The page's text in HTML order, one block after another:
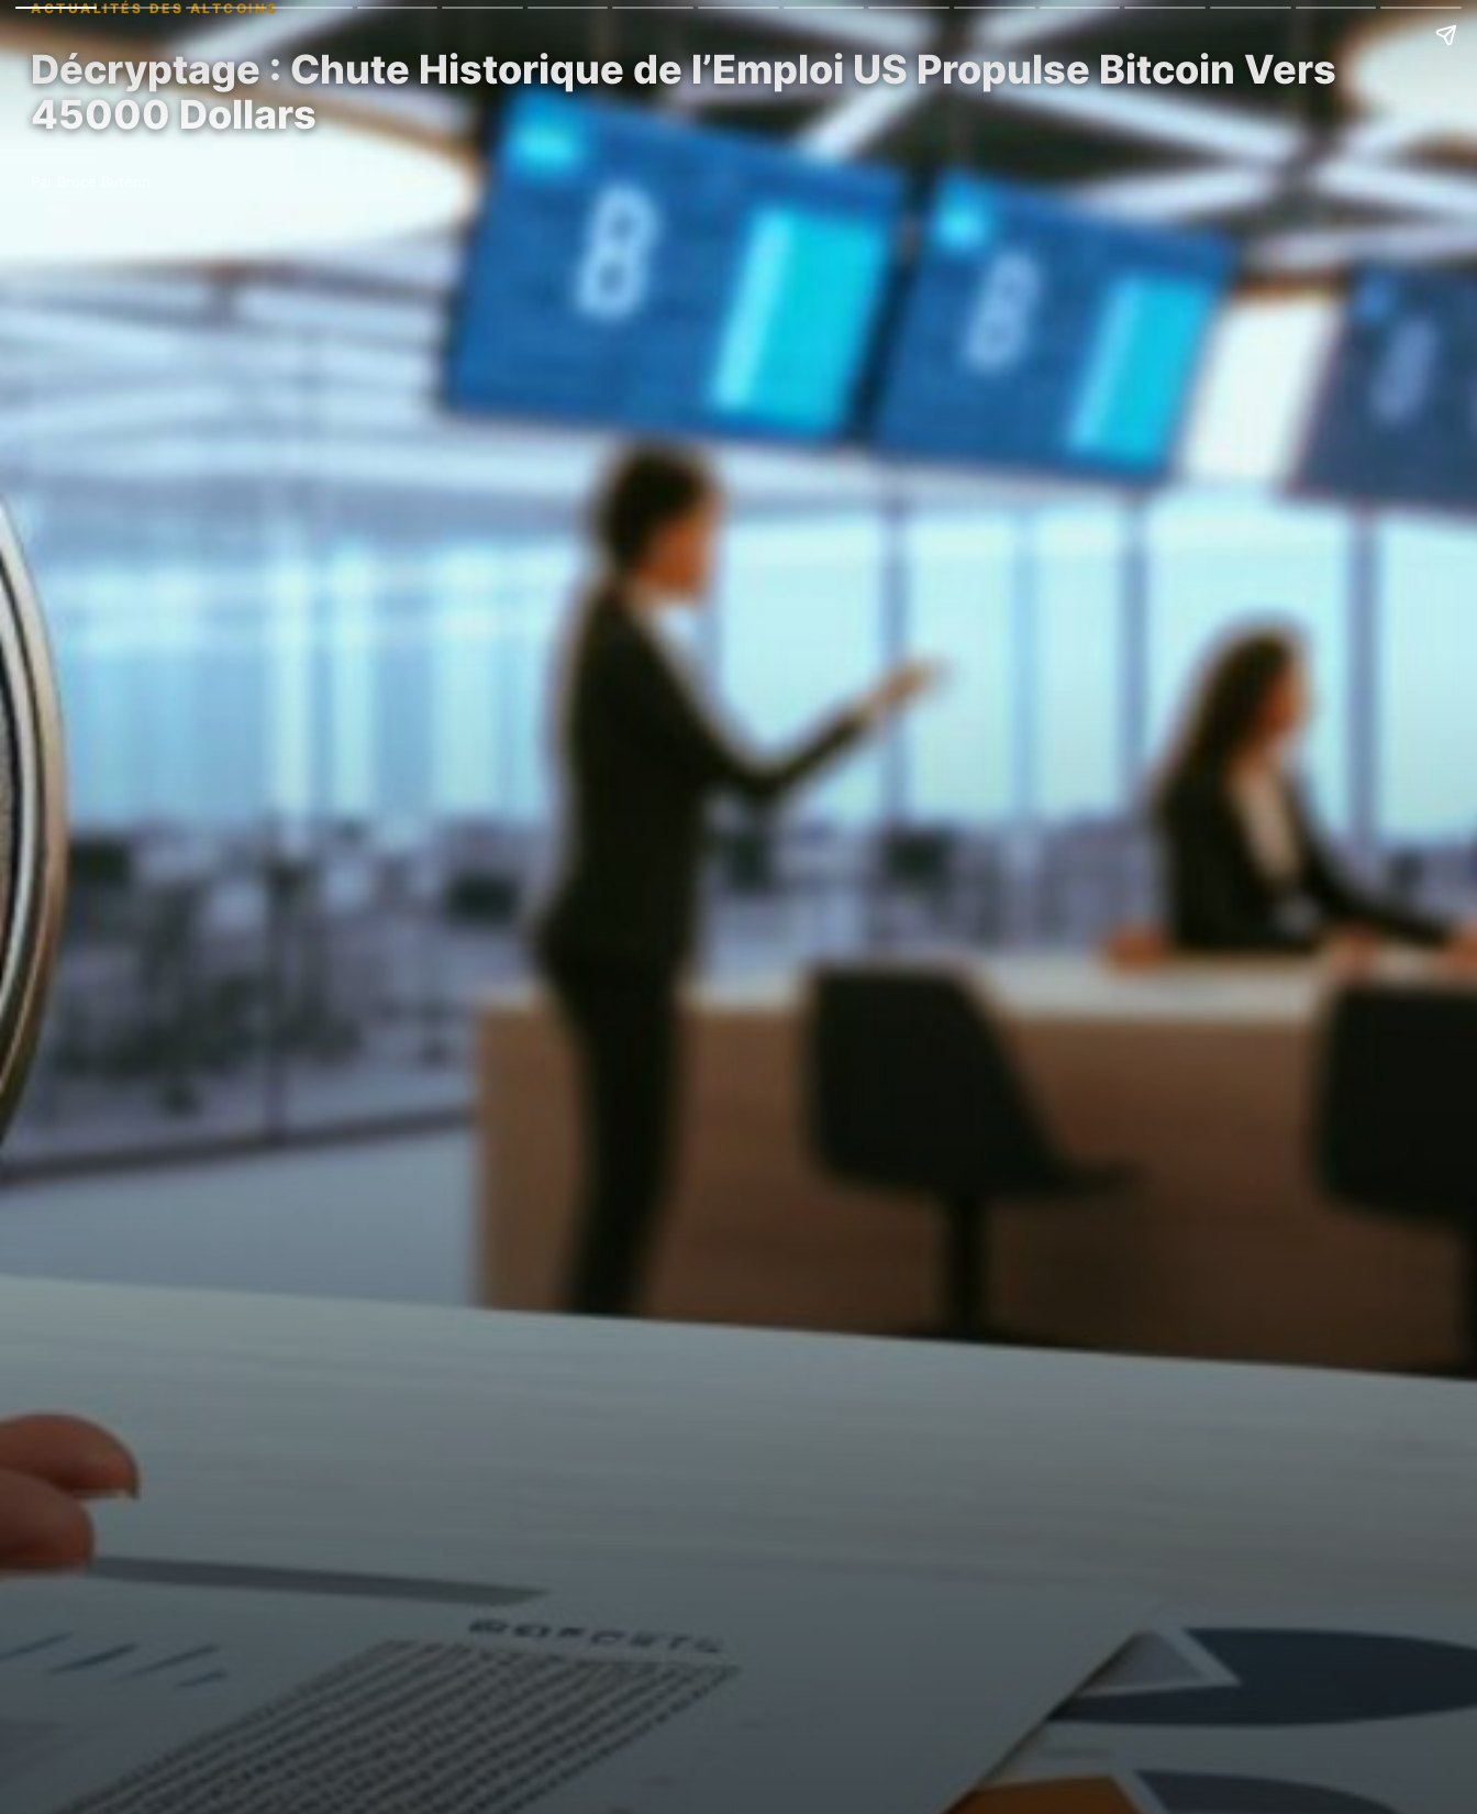
ACTUALITÉS DES ALTCOINS
Décryptage : Chute Historique de l’Emploi US Propulse Bitcoin Vers
45000 Dollars